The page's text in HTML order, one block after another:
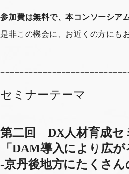
参加費は無料で、本コンソーシア
是非この機会に、お近くの方にも
セミナーテーマ
第二回 DX人材育成セ
「DAM導入により広
-京丹後地方にたくさん